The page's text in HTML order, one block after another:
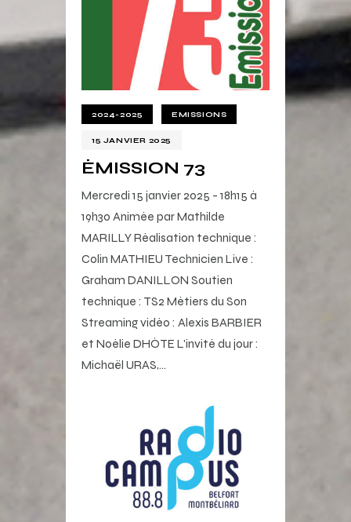
2024-2025 EMISSIONS
15 JANVIER 2025
ÉMISSION 73
Mercredi 15 janvier 2025 - 18h15 à
19h30 Animée par Mathilde
MARILLY Réalisation technique :
Colin MATHIEU Technicien Live :
Graham DANILLON Soutien
technique : TS2 Métiers du Son
Streaming vidéo : Alexis BARBIER
et Noélie DHÔTE L'invité du jour :
Michaël URAS,…